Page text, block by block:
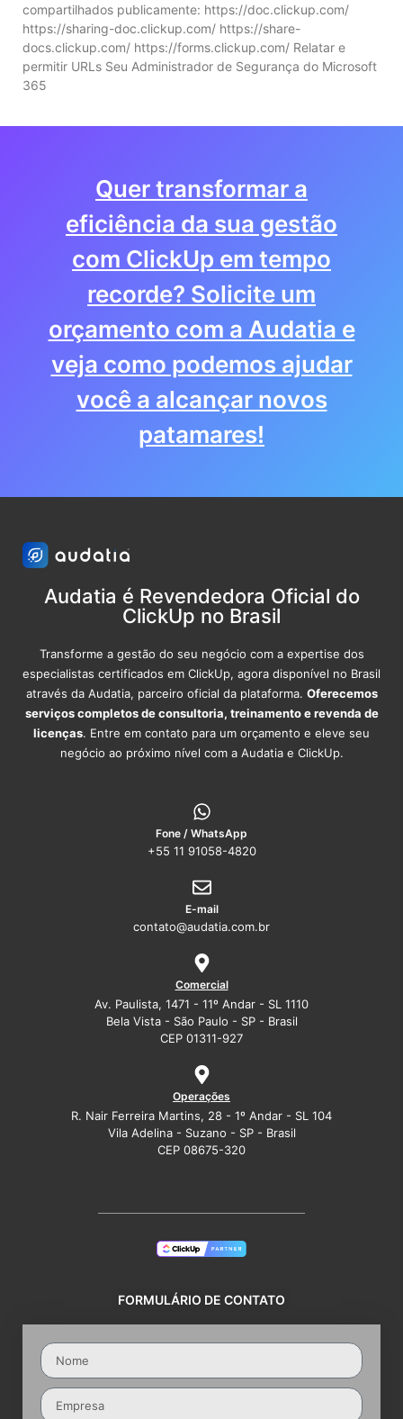
compartilhados publicamente: https://doc.clickup.com/
https://sharing-doc.clickup.com/ https://share-
docs.clickup.com/ https://forms.clickup.com/ Relatar e
permitir URLs Seu Administrador de Segurança do Microsoft
365
Quer transformar a
eficiência da sua gestão
com ClickUp em tempo
recorde? Solicite um
orçamento com a Audatia e
veja como podemos ajudar
você a alcançar novos
patamares!
Audatia é Revendedora Oficial do
ClickUp no Brasil
Transforme a gestão do seu negócio com a expertise dos
especialistas certificados em ClickUp, agora disponível no Brasil
através da Audatia, parceiro oficial da plataforma. Oferecemos
serviços completos de consultoria, treinamento e revenda de
licenças. Entre em contato para um orçamento e eleve seu
negócio ao próximo nível com a Audatia e ClickUp.
Fone / WhatsApp
+55 11 91058-4820
E-mail
contato@audatia.com.br
Comercial
Av. Paulista, 1471 - 11º Andar - SL 1110
Bela Vista - São Paulo - SP - Brasil
CEP 01311-927
Operações
R. Nair Ferreira Martins, 28 - 1º Andar - SL 104
Vila Adelina - Suzano - SP - Brasil
CEP 08675-320
FORMULÁRIO DE CONTATO